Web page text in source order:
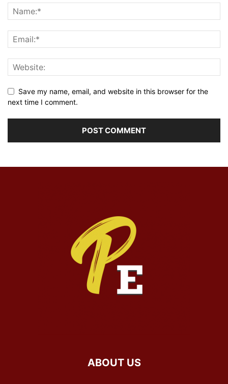
Save my name, email, and website in this browser for the
next time I comment.
ABOUT US